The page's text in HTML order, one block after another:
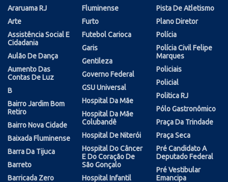
Araruama RJ
Arte
Assistência Social E
Cidadania
Aulão De Dança
Aumento Das
Contas De Luz
B
Bairro Jardim Bom
Retiro
Bairro Nova Cidade
Baixada Fluminense
Barra Da Tijuca
Barreto
Barricada Zero
Fluminense
Furto
Futebol Carioca
Garis
Gentileza
Governo Federal
GSU Universal
Hospital Da Mãe
Hospital Da Mãe
Colubandê
Hospital De Niterói
Hospital Do Câncer
E Do Coração De
São Gonçalo
Hospital Infantil
Pista De Atletismo
Plano Diretor
Polícia
Polícia Civil Felipe
Marques
Policiais
Policial
Politica RJ
Pólo Gastronômico
Praça Da Trindade
Praça Seca
Pré Candidato A
Deputado Federal
Pré Vestibular
Emancipa